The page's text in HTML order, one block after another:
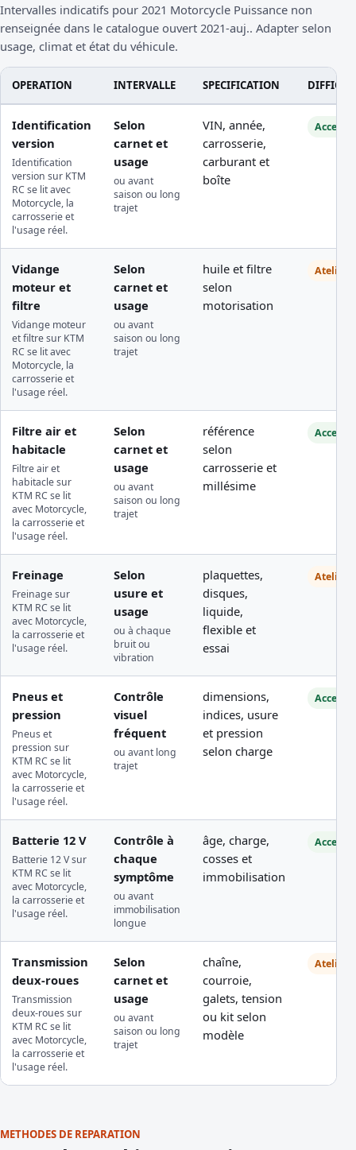
Intervalles indicatifs pour 2021 Motorcycle Puissance non
renseignée dans le catalogue ouvert 2021-auj.. Adapter selon
usage, climat et état du véhicule.
OPERATION INTERVALLE SPECIFICATION
Identification
version
Identification
version sur KTM
RC se lit avec
Motorcycle, la
carrosserie et
l'usage réel.
Selon
carnet et
usage
ou avant
saison ou long
trajet
VIN, année,
carrosserie,
carburant et
boîte
Vidange
moteur et
filtre
Vidange moteur
et filtre sur KTM
RC se lit avec
Motorcycle, la
carrosserie et
l'usage réel.
Selon
carnet et
usage
ou avant
saison ou long
trajet
huile et filtre
selon
motorisation
Atelier
Filtre air et
habitacle
Filtre air et
habitacle sur
KTM RC se lit
avec Motorcycle,
la carrosserie et
l'usage réel.
Selon
carnet et
usage
ou avant
saison ou long
trajet
référence
selon
carrosserie et
millésime
Freinage
Freinage sur
KTM RC se lit
avec Motorcycle,
la carrosserie et
l'usage réel.
Selon
usure et
usage
ou à chaque
bruit ou
vibration
plaquettes,
disques,
liquide,
flexible et
essai
Atelier
Pneus et
pression
Pneus et
pression sur
KTM RC se lit
avec Motorcycle,
la carrosserie et
l'usage réel.
Contrôle
visuel
fréquent
ou avant long
trajet
dimensions,
indices, usure
et pression
selon charge
Batterie 12 V
Batterie 12 V sur
KTM RC se lit
avec Motorcycle,
la carrosserie et
l'usage réel.
Contrôle à
chaque
symptôme
ou avant
immobilisation
longue
âge, charge,
cosses et
immobilisation
Transmission
deux-roues
Transmission
deux-roues sur
KTM RC se lit
avec Motorcycle,
la carrosserie et
l'usage réel.
Selon
carnet et
usage
ou avant
saison ou long
trajet
chaîne,
courroie,
galets, tension
ou kit selon
modèle
Atelier
METHODES DE REPARATION